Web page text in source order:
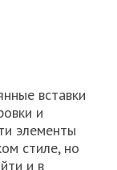
вставки
и
элементы
стиле, но
и в